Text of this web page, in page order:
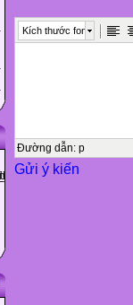
Bình Chuẩn,

Kính gửi: - Giáo
Kích thước font
Đường dẫn: p
Gửi ý kiến